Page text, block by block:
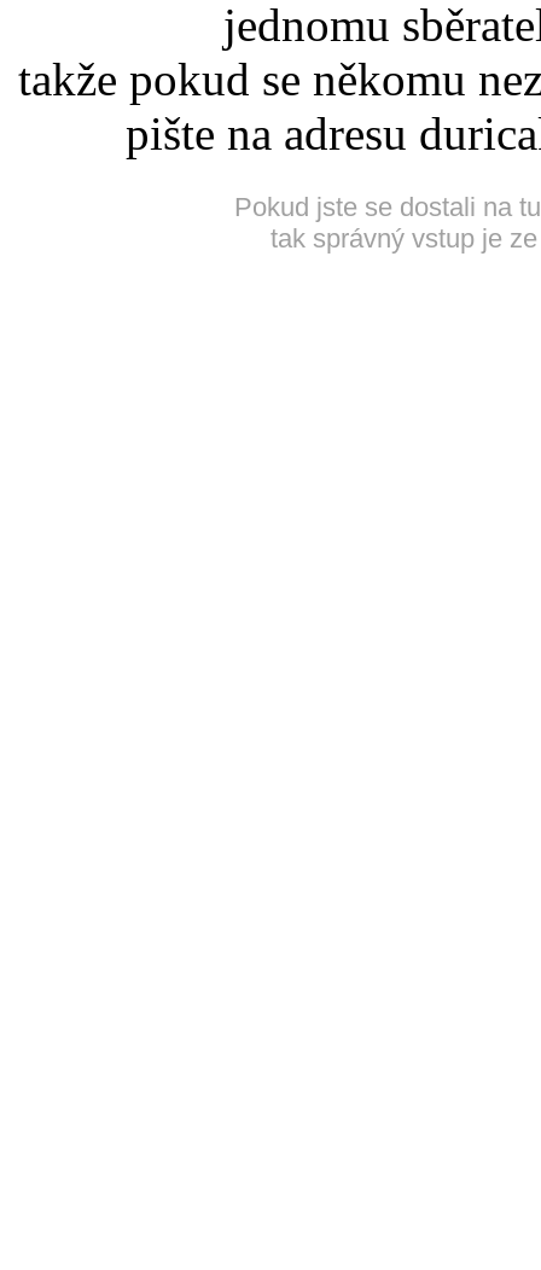
jednomu
takže pokud se někomu
pište na adresu
Pokud jste se dostali na
tak správný vstup je